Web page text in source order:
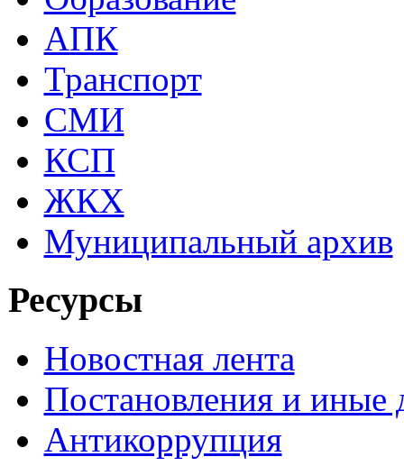
АПК
Транспорт
СМИ
КСП
ЖКХ
Муниципальный архив
Ресурсы
Новостная лента
Постановления и иные
Антикоррупция